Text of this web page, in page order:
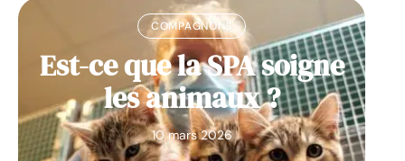
COMPAGNONS
Est-ce que la SPA soigne
les animaux ?
10 mars 2026